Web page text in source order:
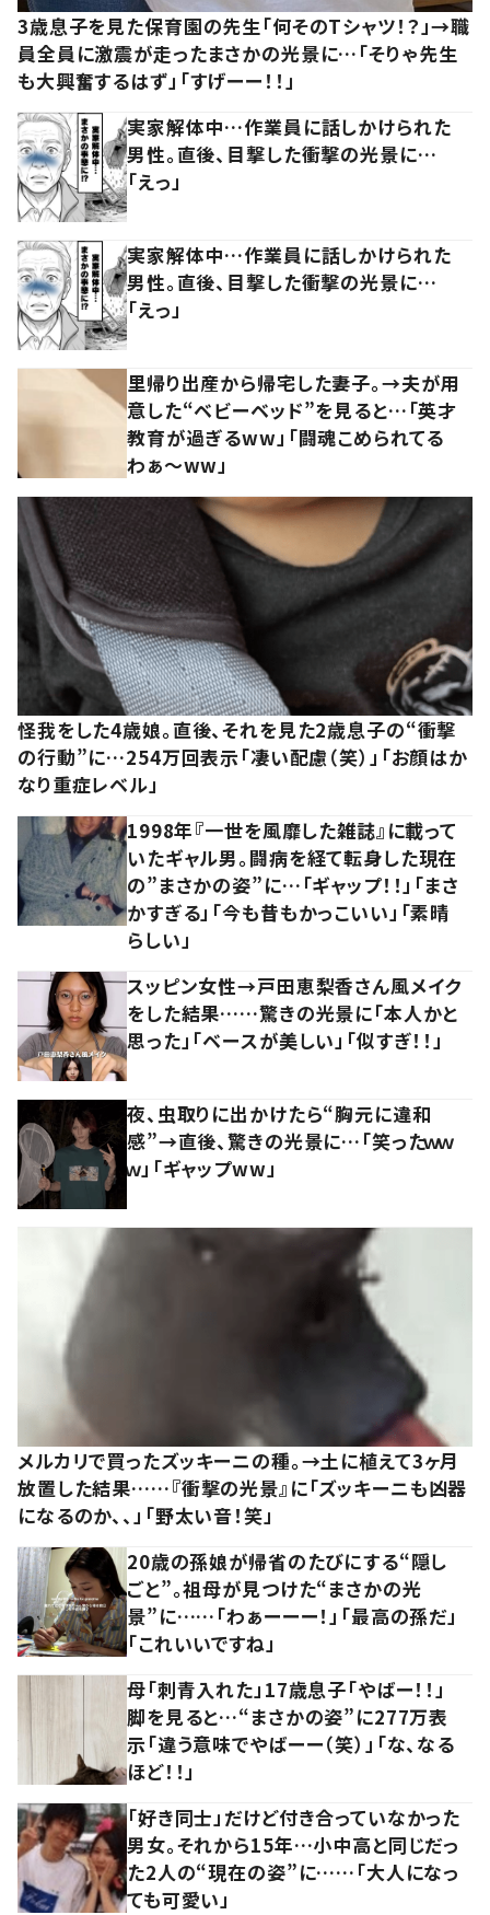
3歳息子を見た保育園の先生「何そのTシャツ！？」→職
員全員に激震が走ったまさかの光景に…「そりゃ先生
も大興奮するはず」「すげーー！！」
実家解体中…作業員に話しかけられた
男性。直後、目撃した衝撃の光景に…
「えっ」
実家解体中…作業員に話しかけられた
男性。直後、目撃した衝撃の光景に…
「えっ」
里帰り出産から帰宅した妻子。→夫が用
意した“ベビーベッド”を見ると…「英才
教育が過ぎるww」「闘魂こめられてる
わぁ～ww」
怪我をした4歳娘。直後、それを見た2歳息子の“衝撃
の行動”に…254万回表示「凄い配慮（笑）」「お顔はか
なり重症レベル」
1998年『一世を風靡した雑誌』に載って
いたギャル男。闘病を経て転身した現在
の”まさかの姿”に…「ギャップ！！」「まさ
かすぎる」「今も昔もかっこいい」「素晴
らしい」
スッピン女性→戸田恵梨香さん風メイク
をした結果……驚きの光景に「本人かと
思った」「ベースが美しい」「似すぎ！！」
夜、虫取りに出かけたら“胸元に違和
感”→直後、驚きの光景に…「笑ったｗｗ
ｗ」「ギャップww」
メルカリで買ったズッキーニの種。→土に植えて3ヶ月
放置した結果……『衝撃の光景』に「ズッキーニも凶器
になるのか、、」「野太い音！笑」
20歳の孫娘が帰省のたびにする“隠し
ごと”。祖母が見つけた“まさかの光
景”に……「わぁーーー！」「最高の孫だ」
「これいいですね」
母「刺青入れた」17歳息子「やばー！！」
脚を見ると…“まさかの姿”に277万表
示「違う意味でやばーー（笑）」「な、なる
ほど！！」
「好き同士」だけど付き合っていなかった
男女。それから15年…小中高と同じだっ
た2人の“現在の姿”に……「大人になっ
ても可愛い」